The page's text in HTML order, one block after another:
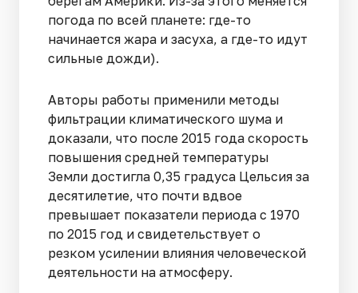
погода по всей планете: где-то
начинается жара и засуха, а где-то идут
сильные дожди).
Авторы работы применили методы
фильтрации климатического шума и
доказали, что после 2015 года скорость
повышения средней температуры
Земли достигла 0,35 градуса Цельсия за
десятилетие, что почти вдвое
превышает показатели периода с 1970
по 2015 год и свидетельствует о
резком усилении влияния человеческой
деятельности на атмосферу.